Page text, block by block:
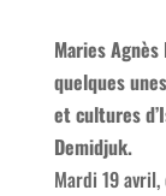
Maries
quelques
et cultures
Demidjuk.
Mardi 19 avril,